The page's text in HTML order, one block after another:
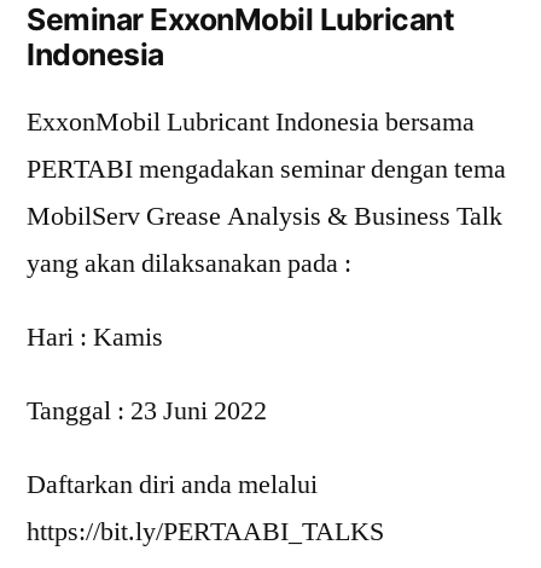
Seminar ExxonMobil Lubricant
Indonesia
ExxonMobil Lubricant Indonesia bersama
PERTABI mengadakan seminar dengan tema
MobilServ Grease Analysis & Business Talk
yang akan dilaksanakan pada :
Hari : Kamis
Tanggal : 23 Juni 2022
Daftarkan diri anda melalui
https://bit.ly/PERTAABI_TALKS